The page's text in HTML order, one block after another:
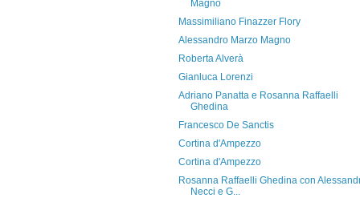
Magno
Massimiliano Finazzer Flory
Alessandro Marzo Magno
Roberta Alverà
Gianluca Lorenzi
Adriano Panatta e Rosanna Raffaelli
Ghedina
Francesco De Sanctis
Cortina d'Ampezzo
Cortina d'Ampezzo
Rosanna Raffaelli Ghedina con
Necci e G...